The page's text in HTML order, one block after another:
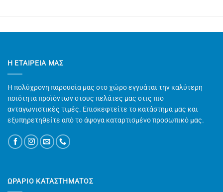
Η ΕΤΑΙΡΕΊΑ ΜΑΣ
Η πολύχρονη παρουσία μας στο χώρο εγγυάται την καλύτερη
ποιότητα προϊόντων στους πελάτες μας στις πιο
ανταγωνιστικές τιμές. Επισκεφτείτε το κατάστημα μας και
εξυπηρετηθείτε από το άψογα καταρτισμένο προσωπικό μας.
ΩΡΑΡΙΟ ΚΑΤΑΣΤΗΜΑΤΟΣ